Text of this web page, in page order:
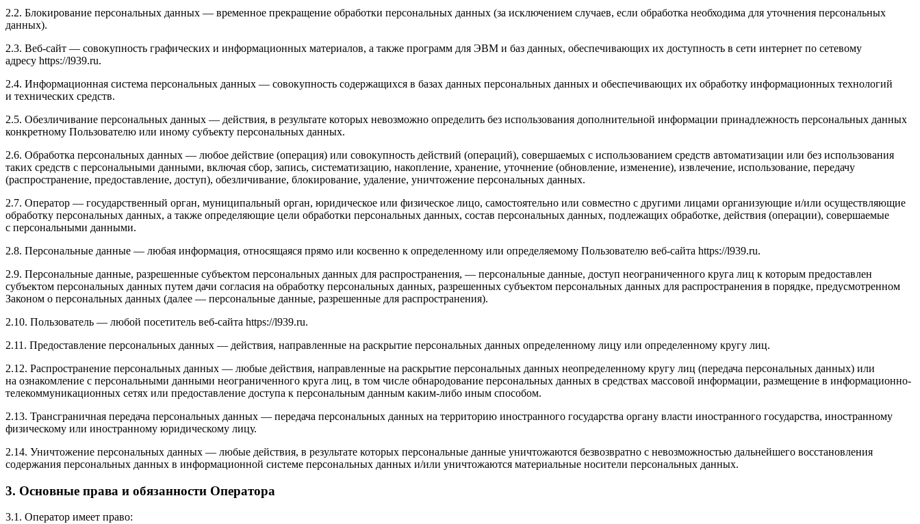
2.2. Блокирование персональных данных — временное прекращение обработки персональных данных (за исключением случаев, если обработка необходима для уточнения персональных
данных).
2.3. Веб-сайт — совокупность графических и информационных материалов, а также программ для ЭВМ и баз данных, обеспечивающих их доступность в сети интернет по сетевому
адресу https://l939.ru.
2.4. Информационная система персональных данных — совокупность содержащихся в базах данных персональных данных и обеспечивающих их обработку информационных технологий
и технических средств.
2.5. Обезличивание персональных данных — действия, в результате которых невозможно определить без использования дополнительной информации принадлежность персональных данных
конкретному Пользователю или иному субъекту персональных данных.
2.6. Обработка персональных данных — любое действие (операция) или совокупность действий (операций), совершаемых с использованием средств автоматизации или без использования
таких средств с персональными данными, включая сбор, запись, систематизацию, накопление, хранение, уточнение (обновление, изменение), извлечение, использование, передачу
(распространение, предоставление, доступ), обезличивание, блокирование, удаление, уничтожение персональных данных.
2.7. Оператор — государственный орган, муниципальный орган, юридическое или физическое лицо, самостоятельно или совместно с другими лицами организующие и/или осуществляющие
обработку персональных данных, а также определяющие цели обработки персональных данных, состав персональных данных, подлежащих обработке, действия (операции), совершаемые
с персональными данными.
2.8. Персональные данные — любая информация, относящаяся прямо или косвенно к определенному или определяемому Пользователю веб-сайта https://l939.ru.
2.9. Персональные данные, разрешенные субъектом персональных данных для распространения, — персональные данные, доступ неограниченного круга лиц к которым предоставлен
субъектом персональных данных путем дачи согласия на обработку персональных данных, разрешенных субъектом персональных данных для распространения в порядке, предусмотренном
Законом о персональных данных (далее — персональные данные, разрешенные для распространения).
2.10. Пользователь — любой посетитель веб-сайта https://l939.ru.
2.11. Предоставление персональных данных — действия, направленные на раскрытие персональных данных определенному лицу или определенному кругу лиц.
2.12. Распространение персональных данных — любые действия, направленные на раскрытие персональных данных неопределенному кругу лиц (передача персональных данных) или
на ознакомление с персональными данными неограниченного круга лиц, в том числе обнародование персональных данных в средствах массовой информации, размещение в информационно-
телекоммуникационных сетях или предоставление доступа к персональным данным каким-либо иным способом.
2.13. Трансграничная передача персональных данных — передача персональных данных на территорию иностранного государства органу власти иностранного государства, иностранному
физическому или иностранному юридическому лицу.
2.14. Уничтожение персональных данных — любые действия, в результате которых персональные данные уничтожаются безвозвратно с невозможностью дальнейшего восстановления
содержания персональных данных в информационной системе персональных данных и/или уничтожаются материальные носители персональных данных.
3. Основные права и обязанности Оператора
3.1. Оператор имеет право: